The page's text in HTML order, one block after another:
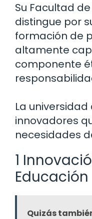
Su Facultad
distingue por
formación de
altamente
componente
La
innovadores
necesidades
1
Educación
Quizás